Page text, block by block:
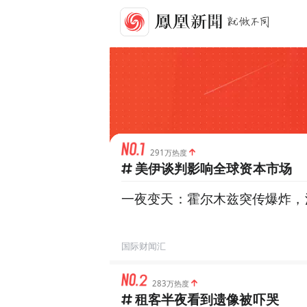
291万热度
美伊谈判影响全球资本市场
一夜变天：霍尔木兹突传爆炸
国际财闻汇
283万热度
租客半夜看到遗像被吓哭